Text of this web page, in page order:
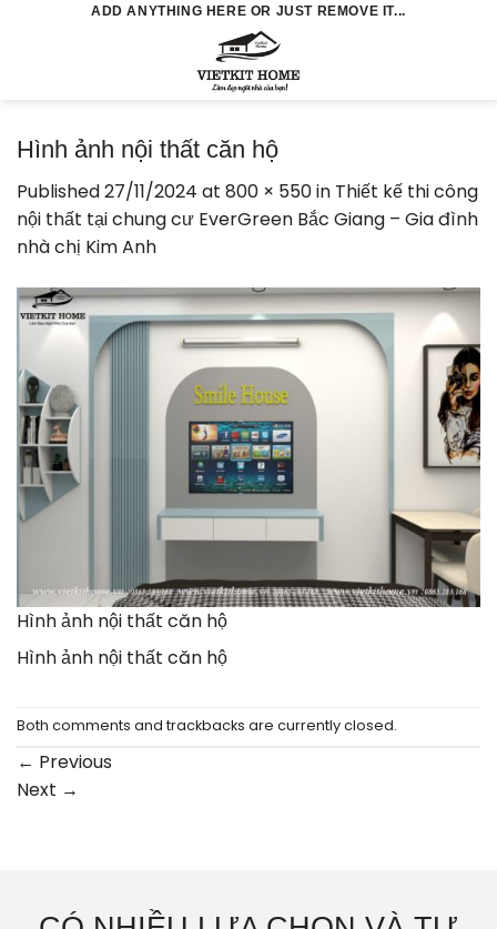
ADD ANYTHING HERE OR JUST REMOVE IT...
Hình ảnh nội thất căn hộ
Published27/11/2024 at 800 × 550in Thiết kế thi công
nội thất tại chung cư EverGreen Bắc Giang – Gia đình
nhà chị Kim Anh
Hình ảnh nội thất căn hộ
Hình ảnh nội thất căn hộ
Both comments and trackbacks are currently closed.
← Previous
Next →